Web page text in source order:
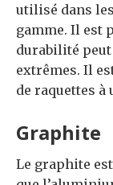
utilisé dans
gamme. Il est
durabilité
extrêmes. Il
de raquettes à
Graphite
Le graphite